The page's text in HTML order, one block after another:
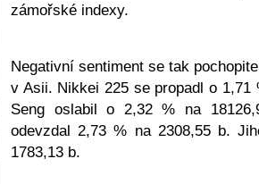
zámořské indexy.
Negativní sentiment se tak
v Asii. Nikkei 225 se propadl o 1,71
Seng oslabil o 2,32 % na
odevzdal 2,73 % na 2308,55 b.
1783,13 b.